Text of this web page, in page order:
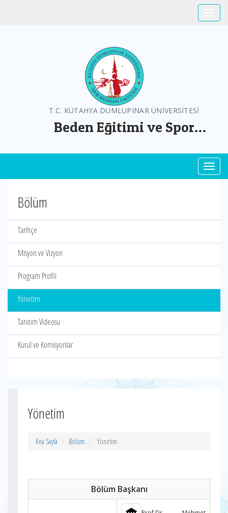
T.C. KÜTAHYA DUMLUPINAR ÜNİVERSİTESİ
Beden Eğitimi ve Spor
Bölüm
Tarihçe
Misyon ve Vizyon
Program Profili
Yönetim
Tanıtım Videosu
Kurul ve Komisyonlar
Yönetim
Ana Sayfa Bölüm Yönetim
Bölüm Başkanı